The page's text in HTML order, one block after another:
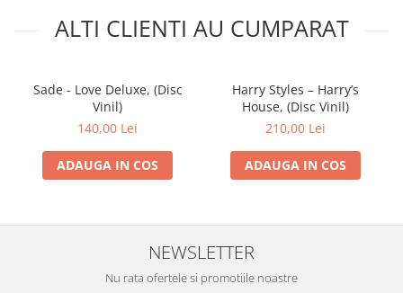
ALTI CLIENTI AU CUMPARAT
Sade - Love Deluxe, (Disc
Vinil)
140,00 Lei
ADAUGA IN COS
Harry Styles – Harry’s
House, (Disc Vinil)
210,00 Lei
ADAUGA IN COS
NEWSLETTER
Nu rata ofertele si promotiile noastre